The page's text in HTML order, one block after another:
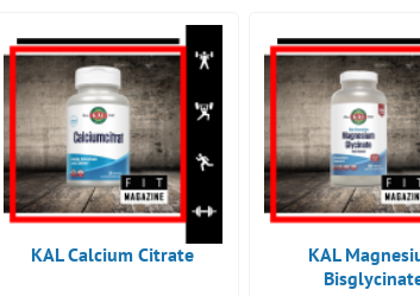
KAL Calcium Citrate
KAL